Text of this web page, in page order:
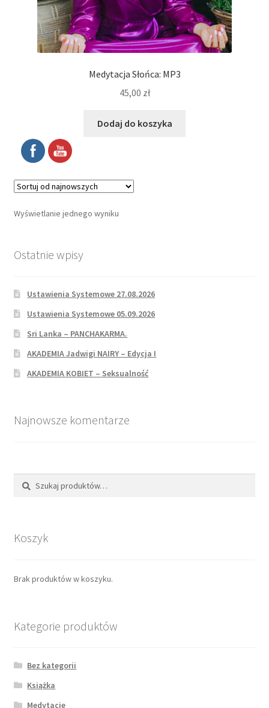
Medytacja Słońca: MP3
45,00 zł
Dodaj do koszyka
Wyświetlanie jednego wyniku
Ostatnie wpisy
Ustawienia Systemowe 27.08.2026
Ustawienia Systemowe 05.09.2026
Sri Lanka – PANCHAKARMA.
AKADEMIA Jadwigi NAIRY – Edycja I
AKADEMIA KOBIET – Seksualność
Najnowsze komentarze
Szukaj
Koszyk
Brak produktów w koszyku.
Kategorie produktów
Bez kategorii
Książka
Medytacje